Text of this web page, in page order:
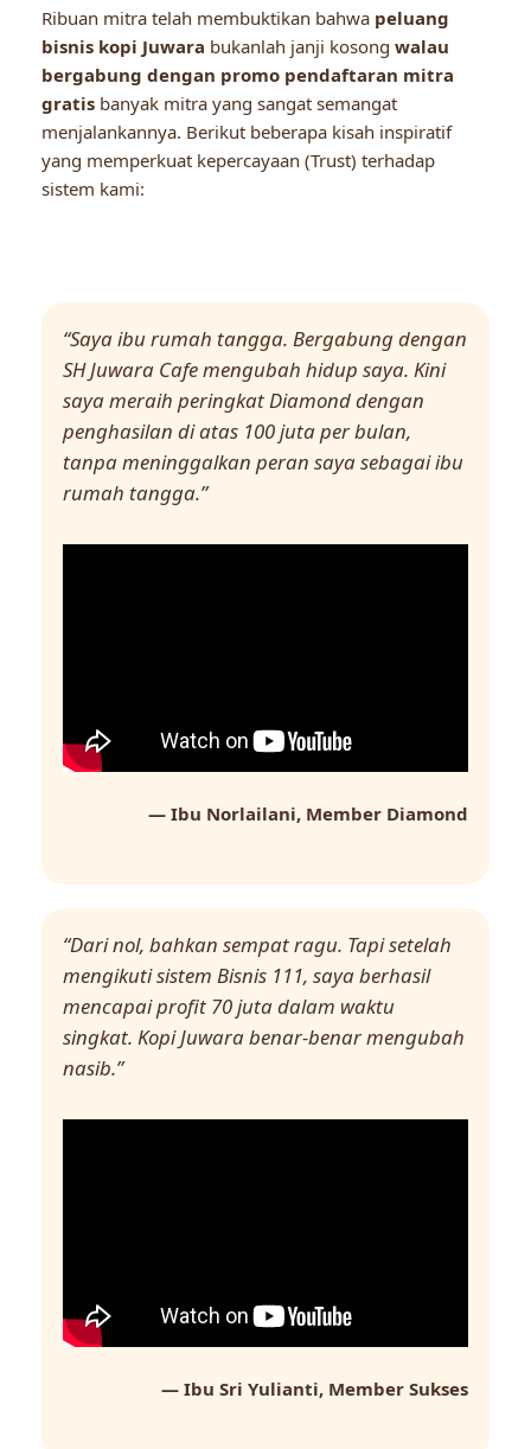
Ribuan mitra telah membuktikan bahwa peluang
bisnis kopi Juwara bukanlah janji kosong walau
bergabung dengan promo pendaftaran mitra
gratis banyak mitra yang sangat semangat
menjalankannya. Berikut beberapa kisah inspiratif
yang memperkuat kepercayaan (Trust) terhadap
sistem kami:
“Saya ibu rumah tangga. Bergabung dengan
SH Juwara Cafe mengubah hidup saya. Kini
saya meraih peringkat Diamond dengan
penghasilan di atas 100 juta per bulan,
tanpa meninggalkan peran saya sebagai ibu
rumah tangga.”
— Ibu Norlailani, Member Diamond
“Dari nol, bahkan sempat ragu. Tapi setelah
mengikuti sistem Bisnis 111, saya berhasil
mencapai profit 70 juta dalam waktu
singkat. Kopi Juwara benar-benar mengubah
nasib.”
— Ibu Sri Yulianti, Member Sukses